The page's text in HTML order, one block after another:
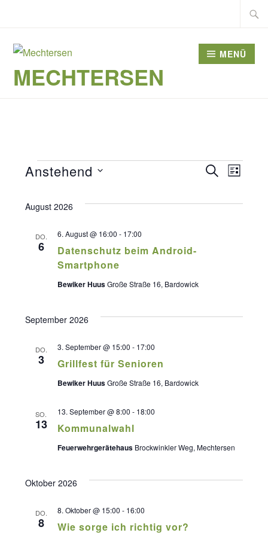
springen
Suche
MECHTERSEN
MENÜ
Veranstaltungen SUCHELISTE
Anstehend
wählen.
August 2026
DO.
6
Datenschutz beim Android-
Smartphone
6. August @ 16:00 - 17:00
Bewiker HuusGroße Straße 16, Bardowick
September 2026
DO.
3 Grillfest für Senioren
3. September @ 15:00 - 17:00
Bewiker HuusGroße Straße 16, Bardowick
SO.
13 Kommunalwahl
13. September @ 8:00 - 18:00
Feuerwehrgerätehaus Brockwinkler Weg, Mechtersen
Oktober 2026
DO.
8 Wie sorge ich richtig vor?
8. Oktober @ 15:00 - 16:00